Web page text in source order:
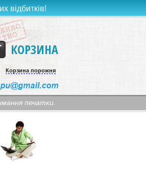
відбитків!
КОРЗИНА
Корзина порожня
печатки.